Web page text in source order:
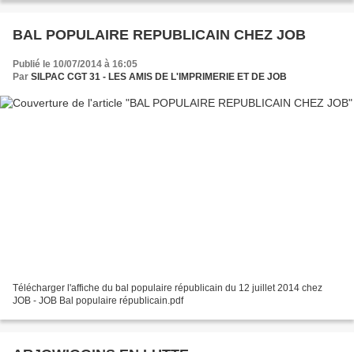
BAL POPULAIRE REPUBLICAIN CHEZ JOB
Publié le 10/07/2014 à 16:05
Par SILPAC CGT 31 - LES AMIS DE L'IMPRIMERIE ET DE JOB
Télécharger l'affiche du bal populaire républicain du 12 juillet 2014 chez
JOB - JOB Bal populaire républicain.pdf